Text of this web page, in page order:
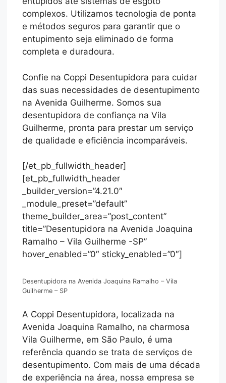
complexos. Utilizamos tecnologia de ponta
e métodos seguros para garantir que o
entupimento seja eliminado de forma
completa e duradoura.
Confie na Coppi Desentupidora para cuidar
das suas necessidades de desentupimento
na Avenida Guilherme. Somos sua
desentupidora de confiança na Vila
Guilherme, pronta para prestar um serviço
de qualidade e eficiência incomparáveis.
[/et_pb_fullwidth_header]
[et_pb_fullwidth_header
_builder_version=”4.21.0″
_module_preset=”default”
theme_builder_area=”post_content”
title=”Desentupidora na Avenida Joaquina
Ramalho – Vila Guilherme -SP”
hover_enabled=”0″ sticky_enabled=”0″]
Desentupidora na Avenida Joaquina Ramalho – Vila
Guilherme – SP
A Coppi Desentupidora, localizada na
Avenida Joaquina Ramalho, na charmosa
Vila Guilherme, em São Paulo, é uma
referência quando se trata de serviços de
desentupimento. Com mais de uma década
de experiência na área, nossa empresa se